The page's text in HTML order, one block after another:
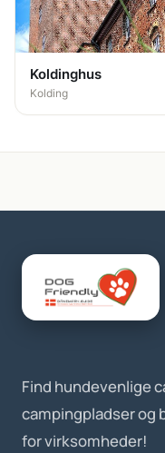
Koldinghus
Kolding
Find hundevenlige
campingpladser og
for virksomheder!